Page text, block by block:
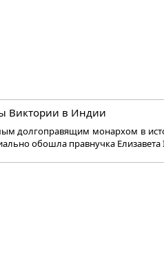
Виктории в Индии
долгоправящим монархом в
обошла правнучка